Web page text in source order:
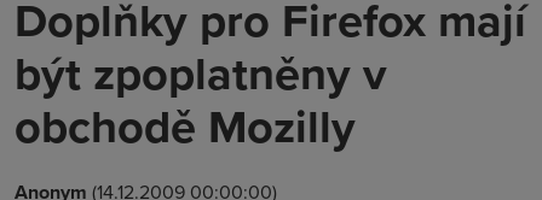
Doplňky pro Firefox mají
být zpoplatněny v
obchodě Mozilly
Anonym (14.12.2009 00:00:00)